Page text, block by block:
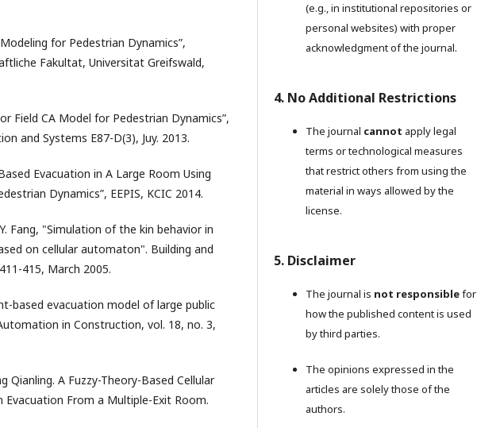
for Pedestrian Dynamics”,
Fakultat, Universitat Greifswald,
Field CA Model for Pedestrian Dynamics”,
and Systems E87-D(3), Juy. 2013.
Evacuation in A Large Room Using
Dynamics”, EEPIS, KCIC 2014.
Fang, "Simulation of the kin behavior in
on cellular automaton". Building and
415, March 2005.
based evacuation model of large public
in Construction, vol. 18, no. 3,
Qianling. A Fuzzy-Theory-Based Cellular
From a Multiple-Exit Room.
(e.g., in institutional repositories or
personal websites) with proper
acknowledgment of the journal.
4. No Additional Restrictions
The journal cannot apply legal
terms or technological measures
that restrict others from using the
material in ways allowed by the
license.
5. Disclaimer
The journal is not responsiblefor
how the published content is used
by third parties.
The opinions expressed in the
articles are solely those of the
authors.